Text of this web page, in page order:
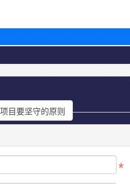
目要坚守的原则